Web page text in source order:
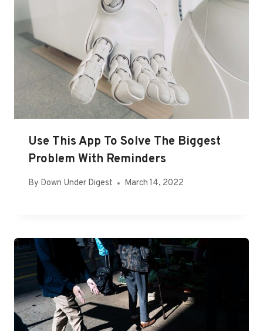
Use This App To Solve The Biggest
Problem With Reminders
By Down Under Digest March 14, 2022